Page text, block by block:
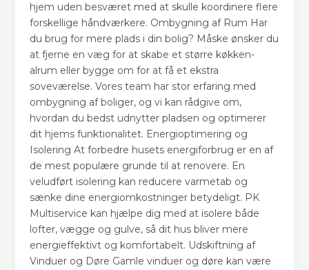
hjem uden besværet med at skulle koordinere flere
forskellige håndværkere. Ombygning af Rum Har
du brug for mere plads i din bolig? Måske ønsker du
at fjerne en væg for at skabe et større køkken-
alrum eller bygge om for at få et ekstra
soveværelse. Vores team har stor erfaring med
ombygning af boliger, og vi kan rådgive om,
hvordan du bedst udnytter pladsen og optimerer
dit hjems funktionalitet. Energioptimering og
Isolering At forbedre husets energiforbrug er en af
de mest populære grunde til at renovere. En
veludført isolering kan reducere varmetab og
sænke dine energiomkostninger betydeligt. PK
Multiservice kan hjælpe dig med at isolere både
lofter, vægge og gulve, så dit hus bliver mere
energieffektivt og komfortabelt. Udskiftning af
Vinduer og Døre Gamle vinduer og døre kan være